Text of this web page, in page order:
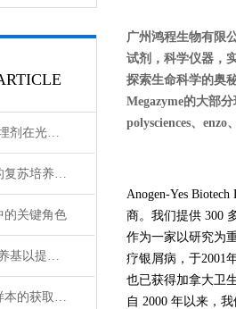
Ted Pella生物组织包埋剂在光镜与电镜联用技术中的应用
Coriell Institute细胞的复苏培养与质量控制规范
的关键角色
如何优化BrainBits培养基以提高实验效果？
Coriell Institute细胞样本的获取与应用指南
广州鸿程生物有限
试剂，科学仪器，
探索生命科学的奥
Megazyme的大部
polysciences、enzo
Anogen-Yes
商。我们提供 300
作为一家以研究为
疗银屑病，于2001
也已获得加拿大卫
自 2000 年以来，